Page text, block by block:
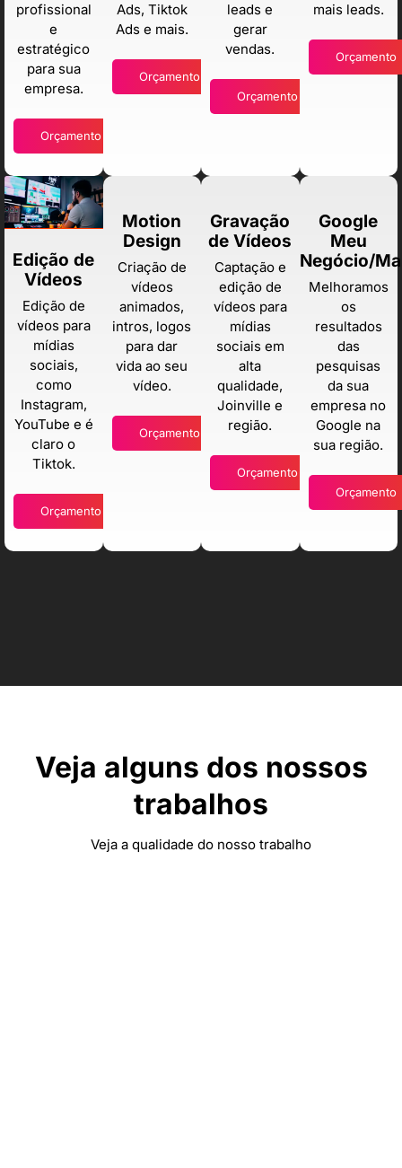
profissional
e
estratégico
para sua
empresa.
Orçamento
Ads, Tiktok
Ads e mais.
Orçamento
leads e
gerar
vendas.
Orçamento
mais leads.
Orçamento
Edição de
Vídeos
Edição de
vídeos para
mídias
sociais,
como
Instagram,
YouTube e é
claro o
Tiktok.
Orçamento
Motion
Design
Criação de
vídeos
animados,
intros, logos
para dar
vida ao seu
vídeo.
Orçamento
Gravação
de Vídeos
Captação e
edição de
vídeos para
mídias
sociais em
alta
qualidade,
Joinville e
região.
Orçamento
Google
Meu
Negócio/
Melhoramos
os
resultados
das
pesquisas
da sua
empresa no
Google na
sua região.
Orçamento
Veja alguns dos nossos
trabalhos
Veja a qualidade do nosso trabalho